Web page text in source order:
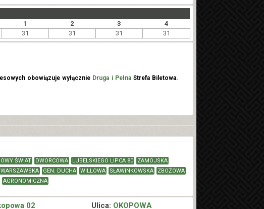
1 2 3 4
31 31 31 31
obowiązuje wyłącznie Druga i PełnaStrefa Biletowa.
ŚWIAT DWORCOWA LUBELSKIEGO LIPCA 80
ZAMOJSKA
GEN. DUCHA WILLOWA SŁAWINKOWSKA
ZBOŻOWA
AGRONOMICZNA
02 Ulica: OKOPOWA